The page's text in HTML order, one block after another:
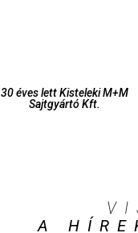
30 éves lett Kisteleki M+M
Sajtgyártó Kft.
A